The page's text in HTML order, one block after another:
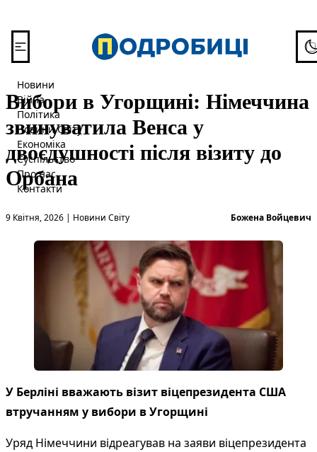
Новини
Війна
Політика
Новини Світу
Економіка
Суспільство
Про нас
Контакти
Вибори в Угорщині: Німеччина
звинуватила Венса у
двоєдушності після візиту до
Орбана
9 Квітня, 2026 |
Опубліковано вНовини Світу Божена Войцевич
У Берліні вважають візит віцепрезидента США
втручанням у вибори в Угорщині
Уряд Німеччини відреагував на заяви віцепрезидента